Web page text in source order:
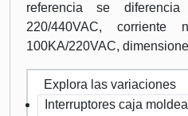
referencia se
220/440VAC, corriente
100KA/220VAC,
Explora las variaciones
Interruptores caja